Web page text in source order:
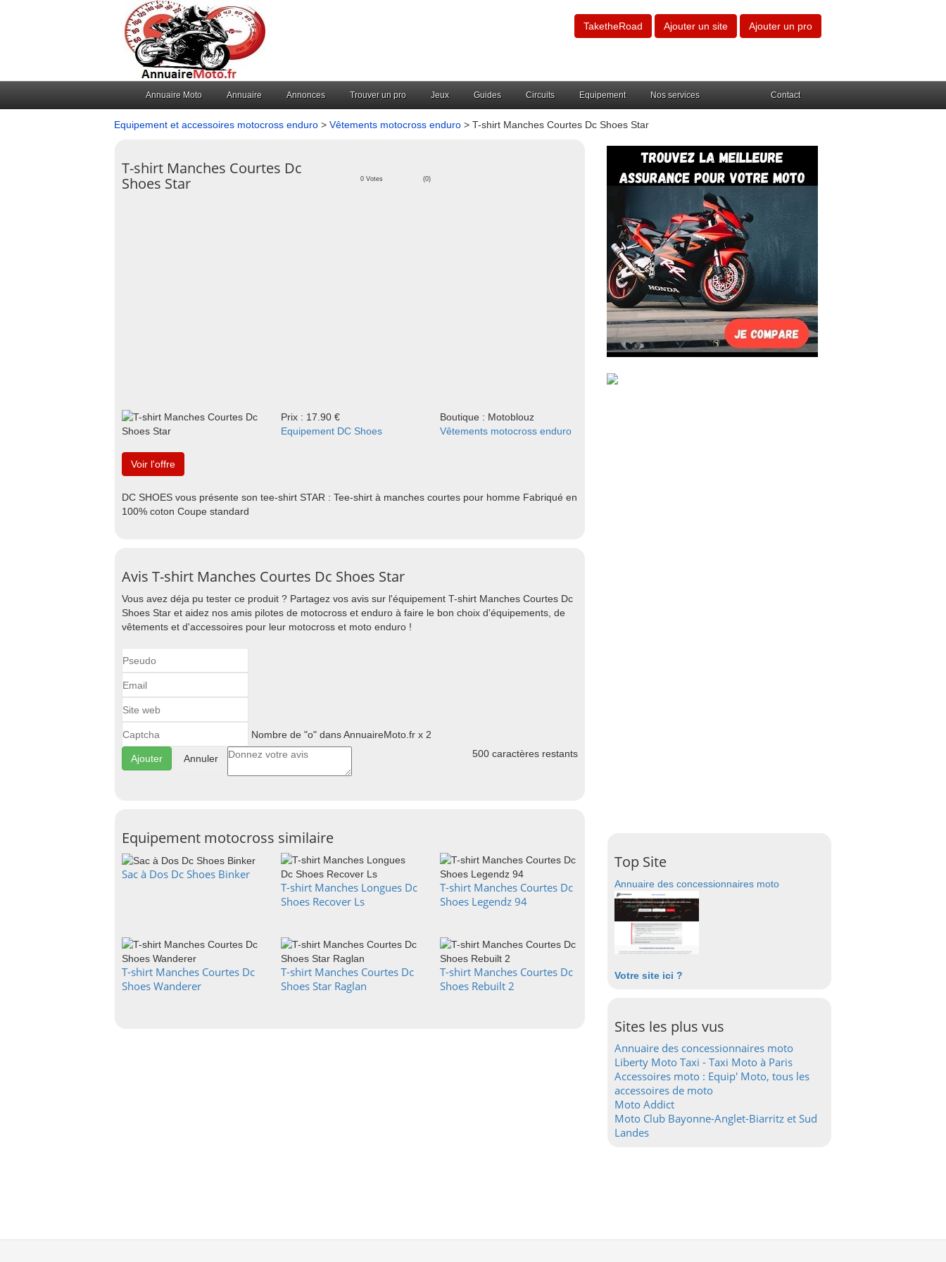
TaketheRoad Ajouter un site Ajouter un pro
Annuaire Moto Annuaire Annonces Trouver un pro Jeux Guides Circuits Equipement Nos services Contact
Equipement et accessoires motocross enduro > Vêtements motocross enduro > T-shirt Manches Courtes Dc Shoes Star
T-shirt Manches Courtes Dc
Shoes Star
0 Votes (0)
Prix : 17.90 €
Boutique : Motoblouz
Equipement DC Shoes
Vêtements motocross enduro
Voir l'offre
DC SHOES vous présente son tee-shirt STAR : Tee-shirt à manches courtes pour homme Fabriqué en
100% coton Coupe standard
Avis T-shirt Manches Courtes Dc Shoes Star
Vous avez déja pu tester ce produit ? Partagez vos avis sur l'équipement T-shirt Manches Courtes Dc
Shoes Star et aidez nos amis pilotes de motocross et enduro à faire le bon choix d'équipements, de
vêtements et d'accessoires pour leur motocross et moto enduro !
Nombre de "o" dans AnnuaireMoto.fr x 2
Annuler 500 caractères restants
Equipement motocross similaire
Sac à Dos Dc Shoes Binker
T-shirt Manches Longues Dc
Shoes Recover Ls
T-shirt Manches Courtes Dc
Shoes Legendz 94
T-shirt Manches Courtes Dc
Shoes Wanderer
T-shirt Manches Courtes Dc
Shoes Star Raglan
T-shirt Manches Courtes Dc
Shoes Rebuilt 2
Top Site
Annuaire des concessionnaires moto
Votre site ici ?
Sites les plus vus
Annuaire des concessionnaires moto
Liberty Moto Taxi - Taxi Moto à Paris
Accessoires moto : Equip' Moto, tous les
accessoires de moto
Moto Addict
Moto Club Bayonne-Anglet-Biarritz et Sud
Landes